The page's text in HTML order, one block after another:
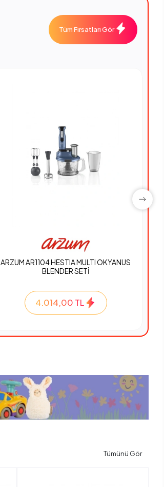
Tüm Fırsatları Gör
ARZUM AR1104 HESTIA MULTI OKYANUS
BLENDER SETİ
4.014,00 TL
Tümünü Gör